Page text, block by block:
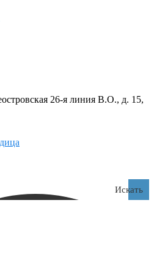
26‑я линия В.О., д. 15,
Искать